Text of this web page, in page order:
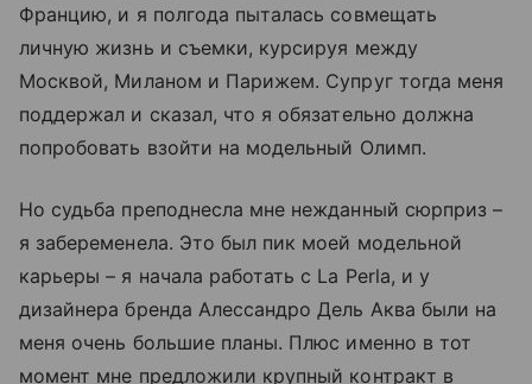
Францию, и я полгода пыталась совмещать
личную жизнь и съемки, курсируя между
Москвой, Миланом и Парижем. Супруг тогда меня
поддержал и сказал, что я обязательно должна
попробовать взойти на модельный Олимп.
Но судьба преподнесла мне нежданный сюрприз –
я забеременела. Это был пик моей модельной
карьеры – я начала работать с La Perla, и у
дизайнера бренда Алессандро Дель Аква были на
меня очень большие планы. Плюс именно в тот
момент мне предложили крупный контракт в